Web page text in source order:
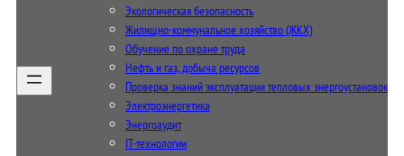
Экологическая безопасность
Жилищно-коммунальное хозяйство (ЖКХ)
Обучение по охране труда
Нефть и газ, добыча ресурсов
Проверка знаний эксплуатации тепловых энергоустановок
Электроэнергетика
Энергоаудит
IT-технологии